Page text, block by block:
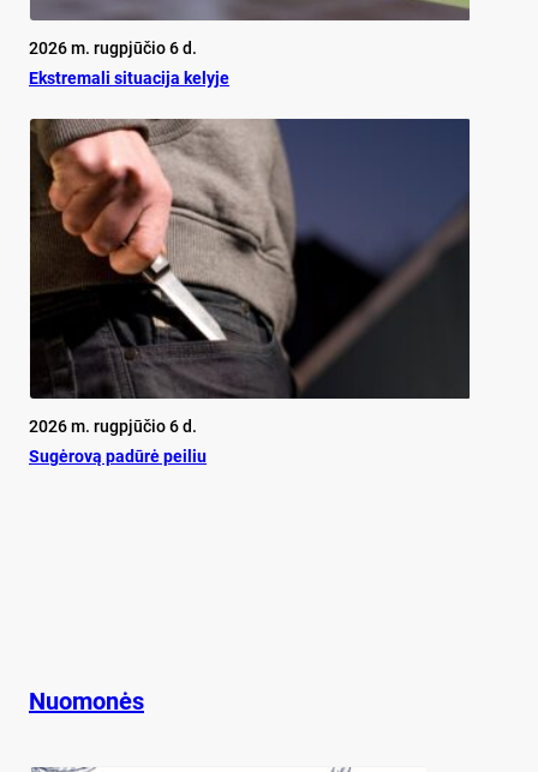
2026 m. rugpjūčio 6 d.
Ekst­re­ma­li si­tua­ci­ja ke­ly­je
2026 m. rugpjūčio 6 d.
Su­gė­ro­vą pa­dū­rė pei­liu
Nuomonės